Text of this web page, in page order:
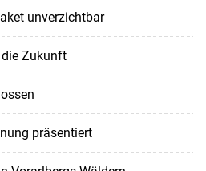
unverzichtbar
Zukunft
präsentiert